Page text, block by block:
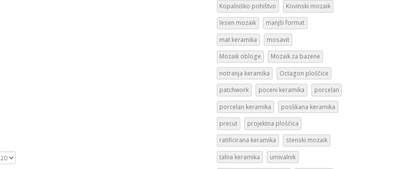
Kopalniško pohištvo Kovinski mozaik
lesen mozaik manjši format
mat keramika mosavit
Mozaik obloge Mozaik za bazene
notranja keramika Octagon ploščice
patchwork poceni keramika porcelan
porcelan keramika poslikana keramika
precut projektna ploščica
ratificirana keramika stenski mozaik
talna keramika umivalnik